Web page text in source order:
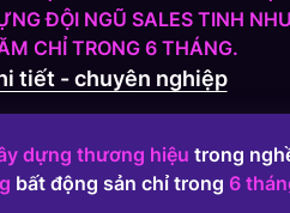
ĐỘI NGŨ SALES TINH
CHỈ TRONG 6 THÁNG.
tiết - chuyên nghiệp
dựng thương hiệu trong
bất động sản chỉ trong 6